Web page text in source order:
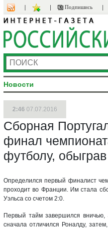
Подпишись
Новости
2:46 07.07.2016
Сборная
финал
футболу,
Определился первый финалист
проходит во Франции. Им стала
Уэльса со счетом 2:0.
Первый тайм завершился вничью,
сначала отличился Роналду,